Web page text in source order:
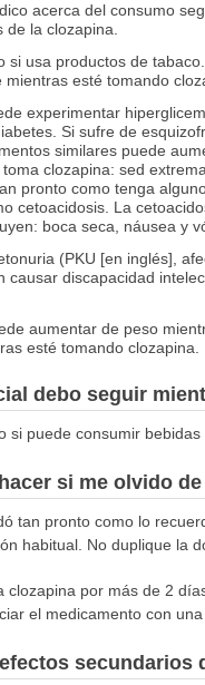
acerca del consumo
de la clozapina.
si usa productos de
mientras esté tomando
experimentar
Si sufre de
similares puede
toma clozapina: sed
pronto como tenga
cetoacidosis. La
boca seca, náusea y
(PKU [en inglés],
causar discapacidad
aumentar de peso
esté tomando clozapina.
debo seguir
si puede consumir
si me olvido
tan pronto como lo
habitual. No duplique la
clozapina por más de 2
el medicamento con
secundarios